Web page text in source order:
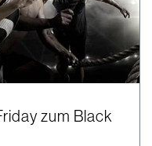
zum Black